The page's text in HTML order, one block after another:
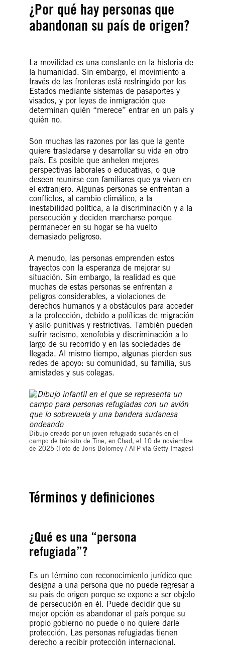
¿Por qué hay personas que
abandonan su país de origen?
La movilidad es una constante en la historia de
la humanidad. Sin embargo, el movimiento a
través de las fronteras está restringido por los
Estados mediante sistemas de pasaportes y
visados, y por leyes de inmigración que
determinan quién “merece” entrar en un país y
quién no.
Son muchas las razones por las que la gente
quiere trasladarse y desarrollar su vida en otro
país. Es posible que anhelen mejores
perspectivas laborales o educativas, o que
deseen reunirse con familiares que ya viven en
el extranjero. Algunas personas se enfrentan a
conflictos, al cambio climático, a la
inestabilidad política, a la discriminación y a la
persecución y deciden marcharse porque
permanecer en su hogar se ha vuelto
demasiado peligroso.
A menudo, las personas emprenden estos
trayectos con la esperanza de mejorar su
situación. Sin embargo, la realidad es que
muchas de estas personas se enfrentan a
peligros considerables, a violaciones de
derechos humanos y a obstáculos para acceder
a la protección, debido a políticas de migración
y asilo punitivas y restrictivas. También pueden
sufrir racismo, xenofobia y discriminación a lo
largo de su recorrido y en las sociedades de
llegada. Al mismo tiempo, algunas pierden sus
redes de apoyo: su comunidad, su familia, sus
amistades y sus colegas.
Dibujo creado por un joven refugiado sudanés en el
campo de tránsito de Tine, en Chad, el 10 de noviembre
de 2025 (Foto de Joris Bolomey / AFP vía Getty Images)
Términos y definiciones
¿Qué es una “persona
refugiada”?
Es un término con reconocimiento jurídico que
designa a una persona que no puede regresar a
su país de origen porque se expone a ser objeto
de persecución en él. Puede decidir que su
mejor opción es abandonar el país porque su
propio gobierno no puede o no quiere darle
protección. Las personas refugiadas tienen
derecho a recibir protección internacional.